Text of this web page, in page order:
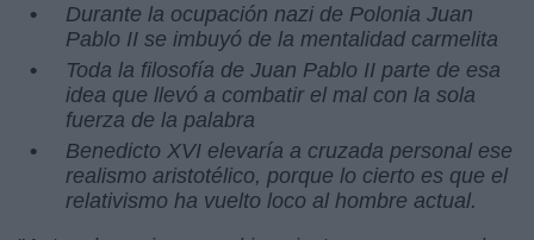
Durante la ocupación nazi de Polonia Juan
Pablo II se imbuyó de la mentalidad carmelita
Toda la filosofía de Juan Pablo II parte de esa
idea que llevó a combatir el mal con la sola
fuerza de la palabra
Benedicto XVI elevaría a cruzada personal ese
realismo aristotélico, porque lo cierto es que el
relativismo ha vuelto loco al hombre actual.